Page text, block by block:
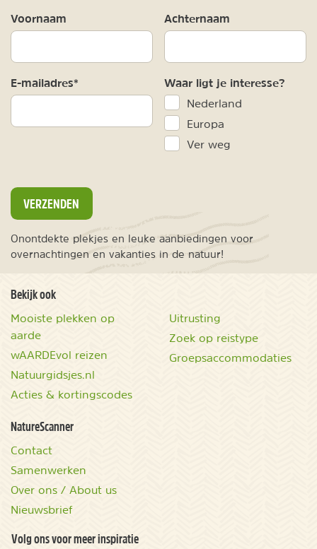
Voornaam Achternaam
E-mailadres* Waar ligt je interesse?
Nederland
Europa
Ver weg
VERZENDEN
Onontdekte plekjes en leuke aanbiedingen voor
overnachtingen en vakanties in de natuur!
Bekijk ook
Mooiste plekken op
aarde
wAARDEvol reizen
Natuurgidsjes.nl
Acties & kortingscodes
Uitrusting
Zoek op reistype
Groepsaccommodaties
NatureScanner
Contact
Samenwerken
Over ons / About us
Nieuwsbrief
Volg ons voor meer inspiratie